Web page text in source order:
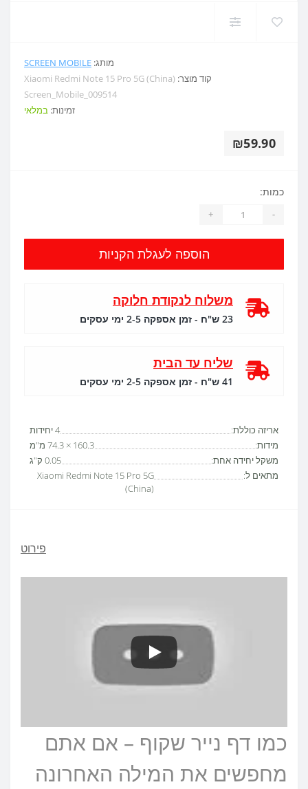
מותג: SCREEN MOBILE
קוד מוצר: Xiaomi Redmi Note 15 Pro 5G (China)
Screen_Mobile_009514
זמינות: במלאי
₪59.90
אריזה כוללת:
4 יחידות
מידות:
160.3 × 74.3 מ"מ
משקל יחידה אחת:
0.05 ק"ג
מתאים ל:
Xiaomi Redmi Note 15 Pro 5G
(China)
כמות:
-
+
הוספה לעגלת הקניות
משלוח לנקודת חלוקה
23 ש"ח - זמן אספקה 2-5 ימי עסקים
שליח עד הבית
41 ש"ח - זמן אספקה 2-5 ימי עסקים
פירוט
כמו דף נייר שקוף – אם אתם
מחפשים את המילה האחרונה